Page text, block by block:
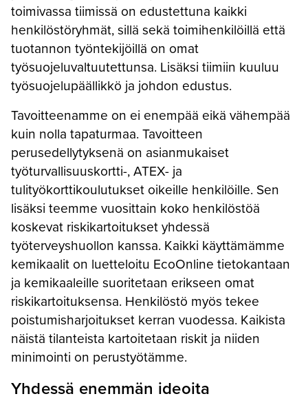
toimivassa tiimissä on edustettuna kaikki
henkilöstöryhmät, sillä sekä toimihenkilöillä että
tuotannon työntekijöillä on omat
työsuojeluvaltuutettunsa. Lisäksi tiimiin kuuluu
työsuojelupäällikkö ja johdon edustus.
Tavoitteenamme on ei enempää eikä vähempää
kuin nolla tapaturmaa. Tavoitteen
perusedellytyksenä on asianmukaiset
työturvallisuuskortti-, ATEX- ja
tulityökorttikoulutukset oikeille henkilöille. Sen
lisäksi teemme vuosittain koko henkilöstöä
koskevat riskikartoitukset yhdessä
työterveyshuollon kanssa. Kaikki käyttämämme
kemikaalit on luetteloitu EcoOnline tietokantaan
ja kemikaaleille suoritetaan erikseen omat
riskikartoituksensa. Henkilöstö myös tekee
poistumisharjoitukset kerran vuodessa. Kaikista
näistä tilanteista kartoitetaan riskit ja niiden
minimointi on perustyötämme.
Yhdessä enemmän ideoita